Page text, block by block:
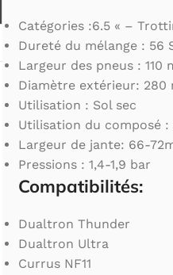
Catégories :6.5 « –
Dureté du mélange : 56
Largeur des pneus : 110
Diamètre extérieur: 280
Utilisation : Sol sec
Utilisation du composé :
Largeur de jante: 66-
Pressions : 1,4-1,9 bar
Compatibilités:
Dualtron Thunder
Dualtron Ultra
Currus NF11